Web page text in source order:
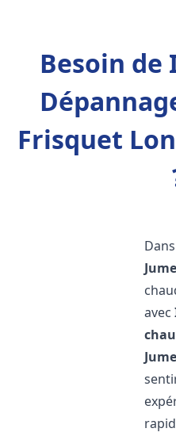
Besoin
Frisquet
avec